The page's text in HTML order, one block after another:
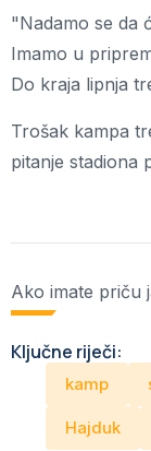
"Nadamo se da
Imamo u
Do kraja lipnja
Trošak kampa
pitanje stadiona
Ako imate priču
Ključne riječi:
kamp
Hajduk